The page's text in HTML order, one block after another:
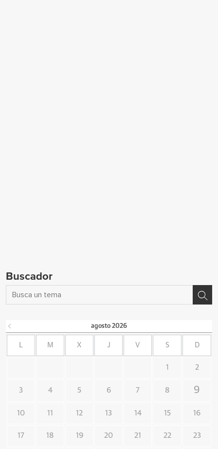
Buscador
agosto 2026
L M X J V S D
1 2
3 4 5 6 7 8 9
10 11 12 13 14 15 16
17 18 19 20 21 22 23